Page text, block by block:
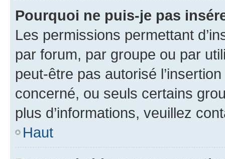
Pourquoi ne puis-je pas
Les permissions permettant
par forum, par groupe ou par
peut-être pas autorisé
concerné, ou seuls certains
plus d’informations, veuillez
Haut